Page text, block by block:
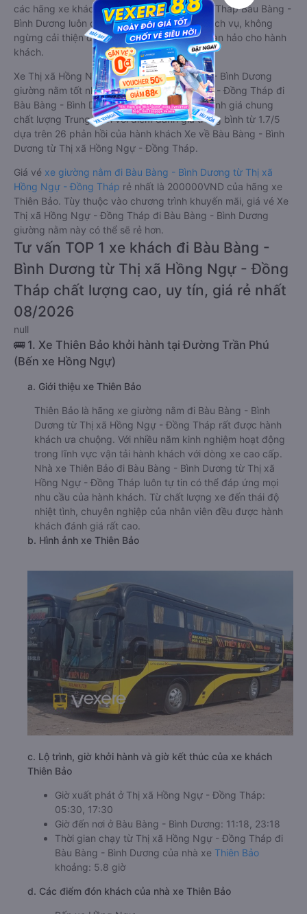
các hãng xe khách Thị xã Hồng Ngự - Đồng Tháp Bàu Bàng -
Bình Dương luôn chú trọng đến chất lượng dịch vụ, không
ngừng cải thiện để mang đến trải nghiệm hoàn hảo cho hành
khách.
Xe Thị xã Hồng Ngự - Đồng Tháp Bàu Bàng - Bình Dương
giường nằm tốt nhất: Xe từ Thị xã Hồng Ngự - Đồng Tháp đi
Bàu Bàng - Bình Dương giường nằm được đánh giá chung
chất lượng Trung bình với điểm đánh giá trung bình từ 1.7/5
dựa trên 26 phản hồi của hành khách Xe về Bàu Bàng - Bình
Dương từ Thị xã Hồng Ngự - Đồng Tháp.
Giá vé xe giường nằm đi Bàu Bàng - Bình Dương từ Thị xã
Hồng Ngự - Đồng Tháp rẻ nhất là 200000VND của hãng xe
Thiên Bảo. Tùy thuộc vào chương trình khuyến mãi, giá vé Xe
Thị xã Hồng Ngự - Đồng Tháp đi Bàu Bàng - Bình Dương
giường nằm này có thể sẽ rẻ hơn.
Tư vấn TOP 1 xe khách đi Bàu Bàng -
Bình Dương từ Thị xã Hồng Ngự - Đồng
Tháp chất lượng cao, uy tín, giá rẻ nhất
08/2026
null
🚌 1. Xe Thiên Bảo khởi hành tại Đường Trần Phú
(Bến xe Hồng Ngự)
a. Giới thiệu xe Thiên Bảo
Thiên Bảo là hãng xe giường nằm đi Bàu Bàng - Bình
Dương từ Thị xã Hồng Ngự - Đồng Tháp rất được hành
khách ưa chuộng. Với nhiều năm kinh nghiệm hoạt động
trong lĩnh vực vận tải hành khách với dòng xe cao cấp.
Nhà xe Thiên Bảo đi Bàu Bàng - Bình Dương từ Thị xã
Hồng Ngự - Đồng Tháp luôn tự tin có thể đáp ứng mọi
nhu cầu của hành khách. Từ chất lượng xe đến thái độ
nhiệt tình, chuyên nghiệp của nhân viên đều được hành
khách đánh giá rất cao.
b. Hình ảnh xe Thiên Bảo
c. Lộ trình, giờ khởi hành và giờ kết thúc của xe khách
Thiên Bảo
Giờ xuất phát ở Thị xã Hồng Ngự - Đồng Tháp:
05:30, 17:30
Giờ đến nơi ở Bàu Bàng - Bình Dương: 11:18, 23:18
Thời gian chạy từ Thị xã Hồng Ngự - Đồng Tháp đi
Bàu Bàng - Bình Dương của nhà xe Thiên Bảo
khoảng: 5.8 giờ
d. Các điểm đón khách của nhà xe Thiên Bảo